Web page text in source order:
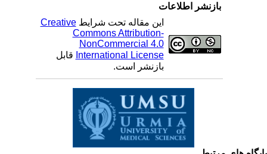
بازنشر اطلاعات
این مقاله تحت شرایطCreative
Commons Attribution-
NonCommercial 4.0
International Licenseقابل
بازنشر است.